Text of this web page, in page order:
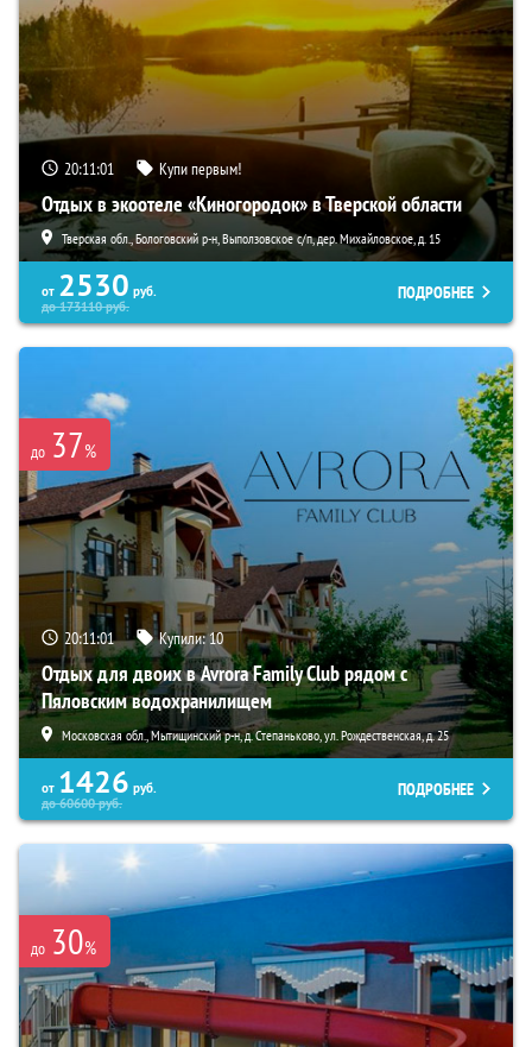
20:11:00 Купи первым!
Отдых в экоотеле «Киногородок» в Тверской области
Тверская обл., Бологовский р-н, Выползовское с/п, дер. Михайловское, д. 15
от 2530 руб.
до173110руб.
ПОДРОБНЕЕ
до 37%
20:11:00 Купили:10
Отдых для двоих в Avrora Family Club рядом с
Пяловским водохранилищем
Московская обл., Мытищинский р-н, д. Степаньково, ул. Рождественская, д. 25
от 1426 руб.
до60600руб.
ПОДРОБНЕЕ
до 30%